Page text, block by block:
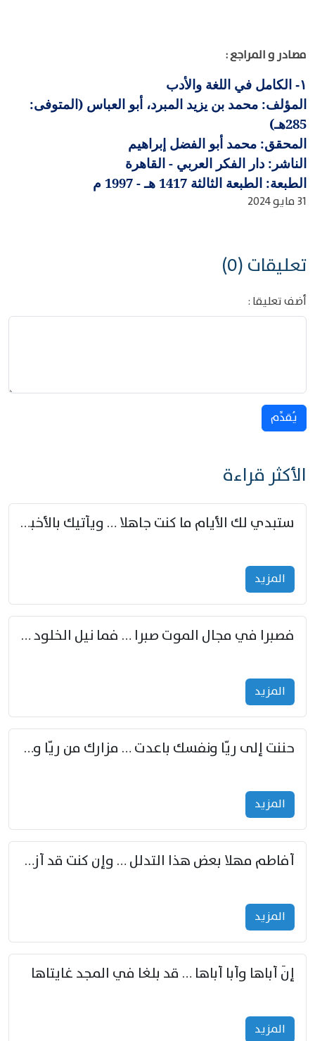
مصادر و المراجع :
١-
الكامل في اللغة والأدب
المؤلف: محمد بن يزيد المبرد، أبو العباس (المتوفى:
285هـ)
المحقق: محمد أبو الفضل إبراهيم
الناشر: دار الفكر العربي - القاهرة
الطبعة: الطبعة الثالثة 1417 هـ - 1997 م
31 مايو 2024
تعليقات (0)
أضف تعليقا :
يُقدِّم
الأكثر قراءة
ستبدي لك الأيام ما كنت جاهلا … ويأتيك بالأخبار من لم تزوّد
المزید
فصبرا في مجال الموت صبرا … فما نيل الخلود بمستطاع
المزید
حننت إلى ريّا ونفسك باعدت … مزارك من ريّا وشعباكما معا
المزید
أفاطم مهلا بعض هذا التدلل … وإن كنت قد أزمعت صرمي فأجملي
المزید
إنّ أباها وأبا أباها … قد بلغا في المجد غايتاها
المزید